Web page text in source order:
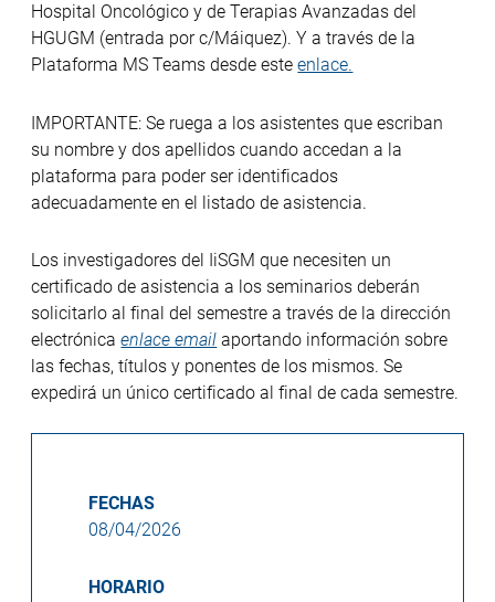
Hospital Oncológico y de Terapias Avanzadas del
HGUGM (entrada por c/Máiquez). Y a través de la
Plataforma MS Teams desde esteenlace.
IMPORTANTE: Se ruega a los asistentes que escriban
su nombre y dos apellidos cuando accedan a la
plataforma para poder ser identificados
adecuadamente en el listado de asistencia.
Los investigadores del IiSGM que necesiten un
certificado de asistencia a los seminarios deberán
solicitarlo al final del semestre a través de la dirección
electrónicaenlace email aportando información sobre
las fechas, títulos y ponentes de los mismos. Se
expedirá un único certificado al final de cada semestre.
FECHAS
08/04/2026
HORARIO